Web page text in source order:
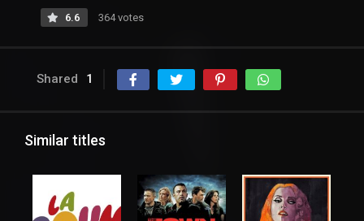
6.6 364 votes
Shared 1
Similar titles